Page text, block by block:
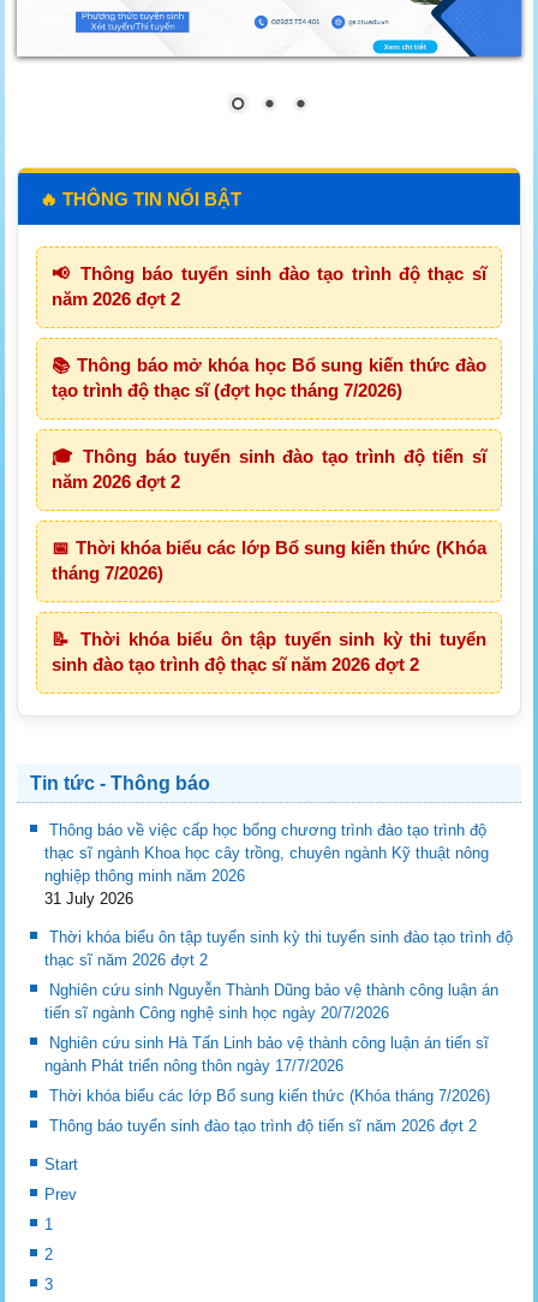
🔥 THÔNG TIN NỔI BẬT
📢 Thông báo tuyển sinh đào tạo trình độ thạc sĩ
năm 2026 đợt 2
📚 Thông báo mở khóa học Bổ sung kiến thức đào
tạo trình độ thạc sĩ (đợt học tháng 7/2026)
🎓 Thông báo tuyển sinh đào tạo trình độ tiến sĩ
năm 2026 đợt 2
📅 Thời khóa biểu các lớp Bổ sung kiến thức (Khóa
tháng 7/2026)
📝 Thời khóa biểu ôn tập tuyển sinh kỳ thi tuyển
sinh đào tạo trình độ thạc sĩ năm 2026 đợt 2
Tin tức - Thông báo
Thông báo về việc cấp học bổng chương trình đào tạo trình độ
thạc sĩ ngành Khoa học cây trồng, chuyên ngành Kỹ thuật nông
nghiệp thông minh năm 2026
31 July 2026
Thời khóa biểu ôn tập tuyển sinh kỳ thi tuyển sinh đào tạo trình độ
thạc sĩ năm 2026 đợt 2
Nghiên cứu sinh Nguyễn Thành Dũng bảo vệ thành công luận án
tiến sĩ ngành Công nghệ sinh học ngày 20/7/2026
Nghiên cứu sinh Hà Tấn Linh bảo vệ thành công luận án tiến sĩ
ngành Phát triển nông thôn ngày 17/7/2026
Thời khóa biểu các lớp Bổ sung kiến thức (Khóa tháng 7/2026)
Thông báo tuyển sinh đào tạo trình độ tiến sĩ năm 2026 đợt 2
Start
Prev
1
2
3